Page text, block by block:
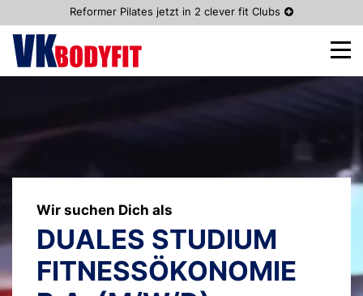
Reformer Pilates jetzt in 2 clever fit Clubs
Wir suchen Dich als
DUALES STUDIUM
FITNESSÖKONOMIE